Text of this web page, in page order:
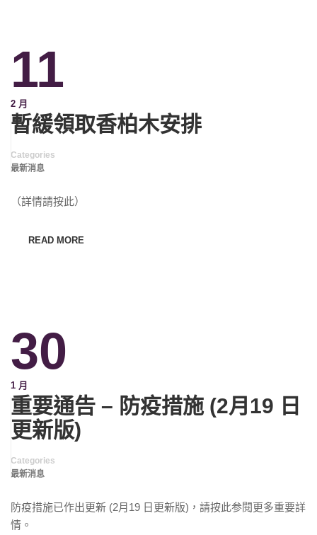
11
2 月
暫緩領取香柏木安排
Categories
最新消息
（詳情請按此）
READ MORE
30
1 月
重要通告 – 防疫措施 (2月19 日
更新版)
Categories
最新消息
防疫措施已作出更新 (2月19 日更新版)，請按此参閱更多重要詳
情。